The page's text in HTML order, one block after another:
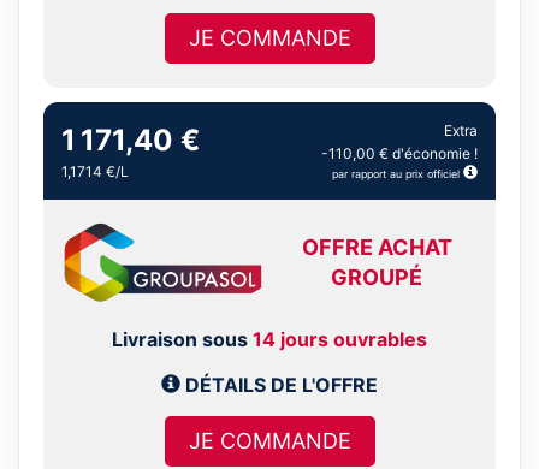
JE COMMANDE
1 171,40 €
1,1714 €/L
Extra
-110,00 € d'économie !
par rapport au prix officiel
OFFRE ACHAT
GROUPÉ
Livraison sous 14 jours ouvrables
DÉTAILS DE L'OFFRE
JE COMMANDE